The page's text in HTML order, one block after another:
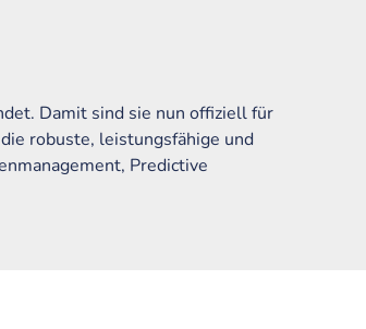
Damit sind sie nun offiziell für
robuste, leistungsfähige und
Predictive